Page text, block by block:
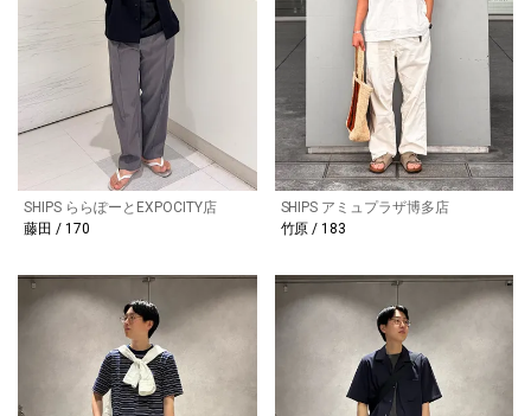
SHIPS ららぽーとEXPOCITY店
藤田 / 170
SHIPS アミュプラザ博多店
竹原 / 183